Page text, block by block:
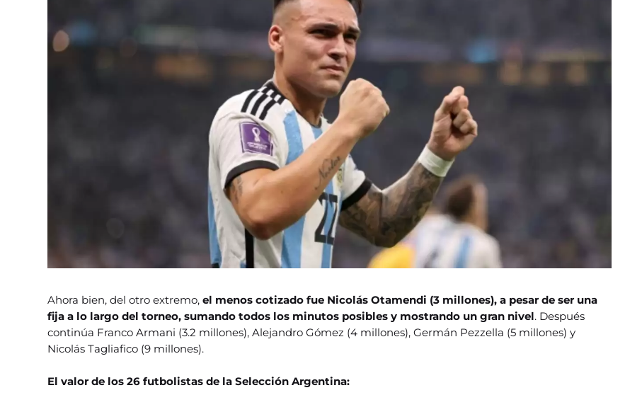
Ahora bien, del otro extremo,el menos cotizado fue Nicolás Otamendi (3 millones), a pesar de ser una
fija a lo largo del torneo, sumando todos los minutos posibles y mostrando un gran nivel. Después
continúa Franco Armani (3.2 millones), Alejandro Gómez (4 millones), Germán Pezzella (5 millones) y
Nicolás Tagliafico (9 millones).
El valor de los 26 futbolistas de la Selección Argentina: